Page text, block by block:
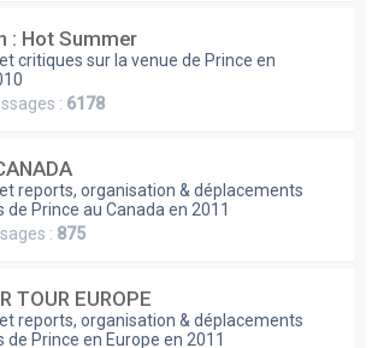
: Hot Summer
critiques sur la venue de Prince en
: 6178
reports, organisation & déplacements
Prince au Canada en 2011
: 875
TOUR EUROPE
reports, organisation & déplacements
Prince en Europe en 2011